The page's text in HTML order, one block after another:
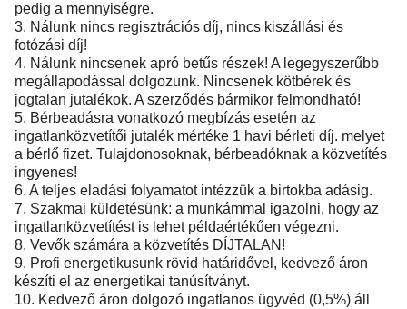
pedig a mennyiségre.
3. Nálunk nincs regisztrációs díj, nincs kiszállási és
fotózási díj!
4. Nálunk nincsenek apró betűs részek! A legegyszerűbb
megállapodással dolgozunk. Nincsenek kötbérek és
jogtalan jutalékok. A szerződés bármikor felmondható!
5. Bérbeadásra vonatkozó megbízás esetén az
ingatlanközvetítői jutalék mértéke 1 havi bérleti díj. melyet
a bérlő fizet. Tulajdonosoknak, bérbeadóknak a közvetítés
ingyenes!
6. A teljes eladási folyamatot intézzük a birtokba adásig.
7. Szakmai küldetésünk: a munkámmal igazolni, hogy az
ingatlanközvetítést is lehet példaértékűen végezni.
8. Vevők számára a közvetítés DÍJTALAN!
9. Profi energetikusunk rövid határidővel, kedvező áron
készíti el az energetikai tanúsítványt.
10. Kedvező áron dolgozó ingatlanos ügyvéd (0,5%) áll